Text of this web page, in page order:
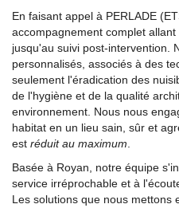
En faisant appel à PERLADE
accompagnement complet
jusqu'au suivi post-intervention.
personnalisés, associés à des
seulement l'éradication des
de l'hygiène et de la qualité
environnement. Nous nous
habitat en un lieu sain, sûr et
est réduit au maximum.
Basée à Royan, notre équipe
service irréprochable et à
Les solutions que nous